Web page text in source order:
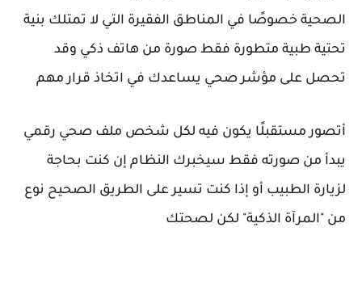
الصحية خصوصًا في المناطق الفقيرة التي لا تمتلك بنية
تحتية طبية متطورة فقط صورة من هاتف ذكي وقد
تحصل على مؤشر صحي يساعدك في اتخاذ قرار مهم
أتصور مستقبلًا يكون فيه لكل شخص ملف صحي رقمي
يبدأ من صورته فقط سيخبرك النظام إن كنت بحاجة
لزيارة الطبيب أو إذا كنت تسير على الطريق الصحيح نوع
من "المرآة الذكية" لكن لصحتك